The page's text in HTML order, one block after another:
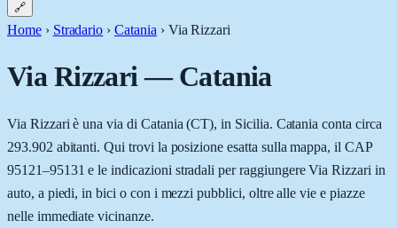
🔗
Home › Stradario › Catania › Via Rizzari
Via Rizzari—Catania
Via Rizzari è una via di Catania (CT), in Sicilia. Catania conta circa
293.902 abitanti. Qui trovi la posizione esatta sulla mappa, il CAP
95121–95131 e le indicazioni stradali per raggiungere Via Rizzari in
auto, a piedi, in bici o con i mezzi pubblici, oltre alle vie e piazze
nelle immediate vicinanze.